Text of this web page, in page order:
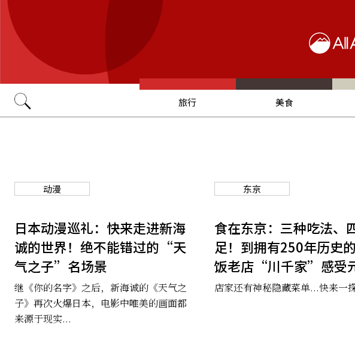
旅行 美食
动漫
日本动漫巡礼：快来走进新海
诚的世界！绝不能错过的“天
气之子”名场景
继《你的名字》之后，新海诚的《天气之
子》再次火爆日本，电影中唯美的画面都
来源于现实...
东京
食在东京：三种吃法、
足！到拥有250年历史
饭老店“川千家”感受
料理
店家还有神秘隐藏菜单...快来一探